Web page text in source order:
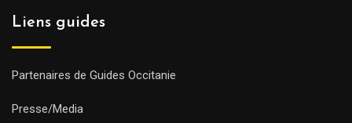
Liens guides
Partenaires de Guides Occitanie
Presse/Media